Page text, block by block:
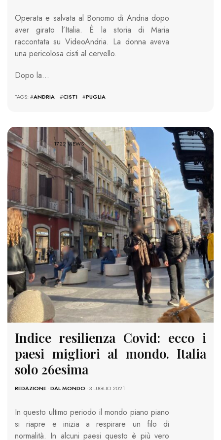
Operata e salvata al Bonomo di Andria dopo
aver girato l’Italia. È la storia di Maria
raccontata su VideoAndria. La donna aveva
una pericolosa cisti al cervello.
Dopo la…
TAGS: #ANDRIA #CISTI #PUGLIA
1722 VIEWS
Indice resilienza Covid: ecco i
paesi migliori al mondo. Italia
solo 26esima
REDAZIONE-DAL MONDO - 3 LUGLIO 2021
In questo ultimo periodo il mondo piano piano
si riapre e inizia a respirare un filo di
normalità. In alcuni paesi questo è più vero